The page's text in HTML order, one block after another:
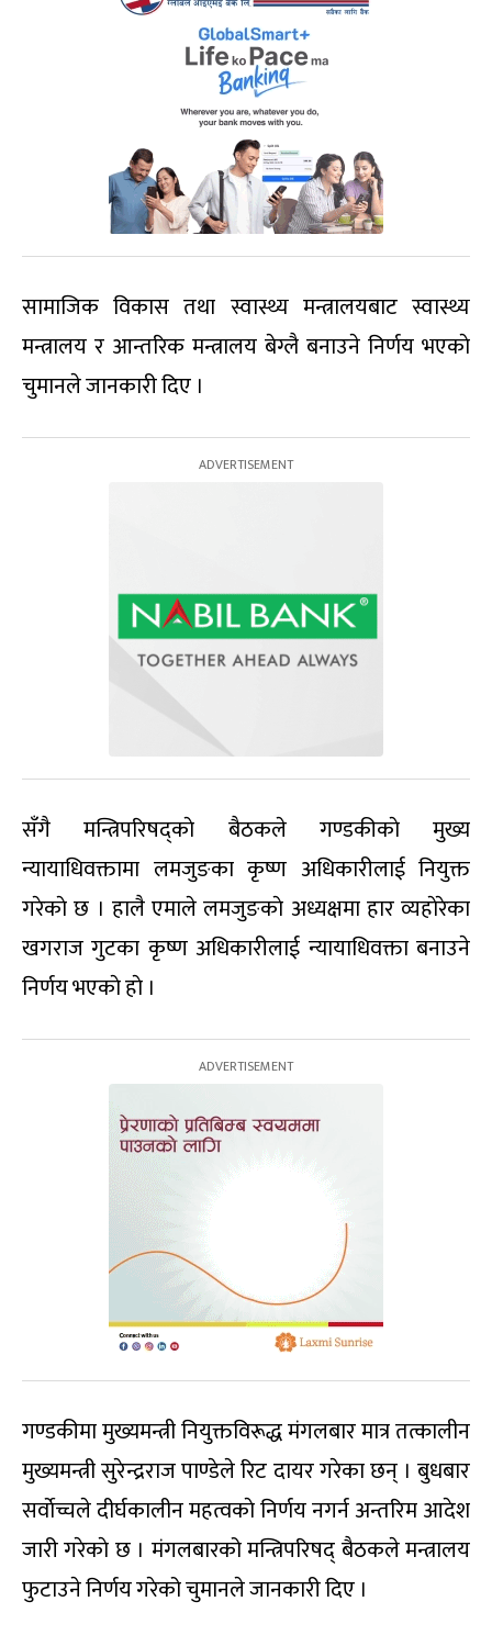
सामाजिक विकास तथा स्वास्थ्य मन्त्रालयबाट स्वास्थ्य
मन्त्रालय र आन्तरिक मन्त्रालय बेग्लै बनाउने निर्णय भएकाे
चुमानले जानकारी दिए ।
सँगै मन्त्रिपरिषद्काे बैठकले गण्डकीकाे मुख्य
न्यायाधिवक्तामा लमजुङका कृष्ण अधिकारीलाई नियुक्त
गरेकाे छ । हालै एमाले लमजुङकाे अध्यक्षमा हार व्यहाेरेका
खगराज गुटका कृष्ण अधिकारीलाई न्यायाधिवक्ता बनाउने
निर्णय भएकाे हाे ।
गण्डकीमा मुख्यमन्त्री नियुक्तविरूद्ध मंगलबार मात्र तत्कालीन
मुख्यमन्त्री सुरेन्द्रराज पाण्डेले रिट दायर गरेका छन् । बुधबार
सर्वाेच्चले दीर्घकालीन महत्वकाे निर्णय नगर्न अन्तरिम आदेश
जारी गरेकाे छ । मंगलबारको मन्त्रिपरिषद् बैठकले मन्त्रालय
फुटाउने निर्णय गरेको चुमानले जानकारी दिए ।